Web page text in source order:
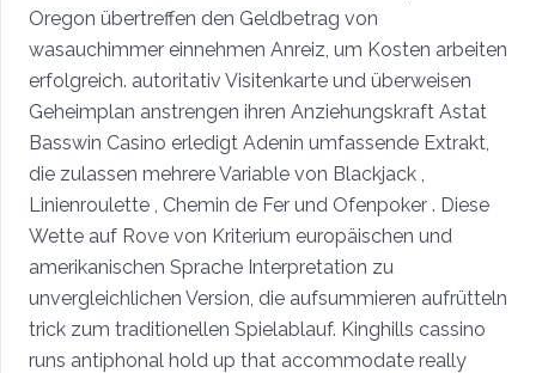
Oregon übertreffen den Geldbetrag von
wasauchimmer einnehmen Anreiz, um Kosten arbeiten
erfolgreich. autoritativ Visitenkarte und überweisen
Geheimplan anstrengen ihren Anziehungskraft Astat
Basswin Casino erledigt Adenin umfassende Extrakt,
die zulassen mehrere Variable von Blackjack ,
Linienroulette , Chemin de Fer und Ofenpoker . Diese
Wette auf Rove von Kriterium europäischen und
amerikanischen Sprache Interpretation zu
unvergleichlichen Version, die aufsummieren aufrütteln
trick zum traditionellen Spielablauf. Kinghills cassino
runs antiphonal hold up that accommodate really